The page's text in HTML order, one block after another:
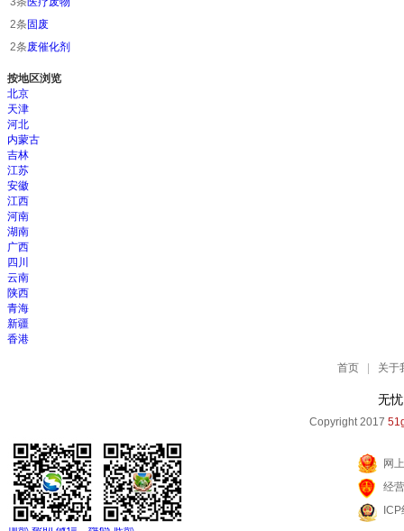
2条 固废
2条废催化剂
按地区浏览
北京
天津
河北
内蒙古
吉林
江苏
安徽
江西
河南
湖南
广西
四川
云南
陕西
青海
新疆
香港
首页 关于
无
Copyright 2017
网
经